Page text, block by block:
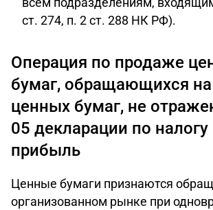
ст. 274, п. 2 ст. 288 НК РФ).
Операция по продаже
бумаг, обращающихся
ценных бумаг, не
05 декларации по налогу
прибыль
Ценные бумаги признаются
организованном рынке при